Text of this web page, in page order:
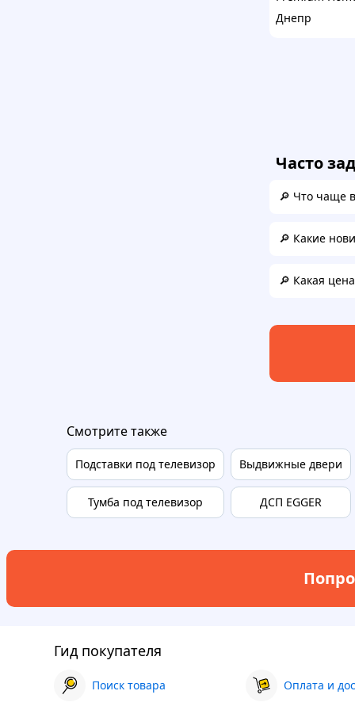
Днепр
Часто
🔎 Что чаще
🔎 Какие
🔎 Какая
Смотрите также
Подставки под телевизор
Тумба под телевизор
Выдвижные двери
ДСП EGGER
Гид покупателя
Поиск товара Оплата и